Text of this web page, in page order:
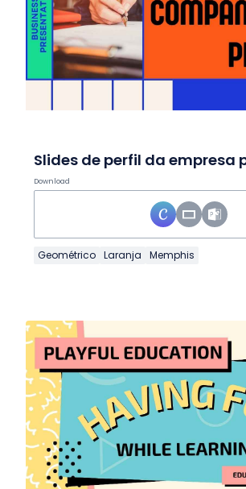
Download
Geométrico Laranja Memphis